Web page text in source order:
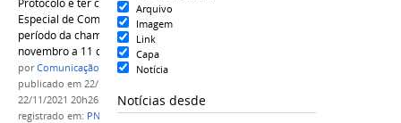
Arquivo
Imagem
Link
Capa
Notícia
Notícias desde
Especial de Compras da Agricultura Familiar. O
período da chamada pública é de 22 de
novembro a 11 de dezembro de 2021.
porComunicação CPR
publicado em 22/11/2021
22/11/2021 20h26
registrado em: PNAE Chamada Pública,agricultura